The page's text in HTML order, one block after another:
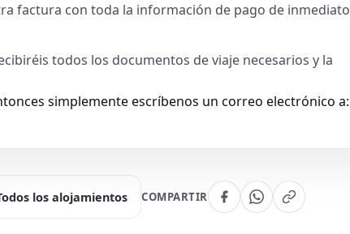
factura con toda la información de pago de inmediato
todos los documentos de viaje necesarios y la
simplemente escríbenos un correo electrónico a:
los alojamientos COMPARTIR